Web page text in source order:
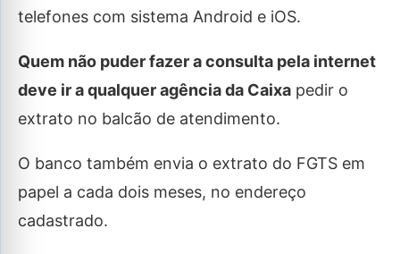
telefones com sistema Android e iOS.
Quem não puder fazer a consulta pela internet
deve ir a qualquer agência da Caixa pedir o
extrato no balcão de atendimento.
O banco também envia o extrato do FGTS em
papel a cada dois meses, no endereço
cadastrado.